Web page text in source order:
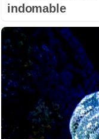
indomable